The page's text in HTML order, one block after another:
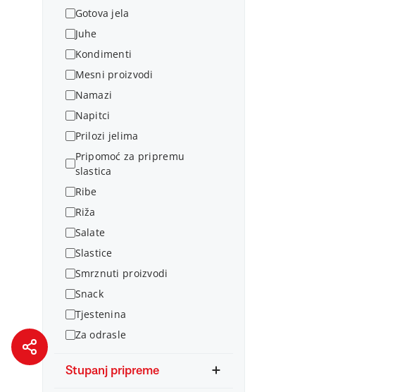
Gotova jela
Juhe
Kondimenti
Mesni proizvodi
Namazi
Napitci
Prilozi jelima
Pripomoć za pripremu
slastica
Ribe
Riža
Salate
Slastice
Smrznuti proizvodi
Snack
Tjestenina
Za odrasle
Stupanj pripreme